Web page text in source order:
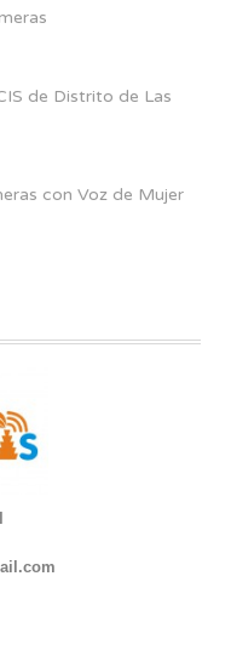
de Distrito de Las
con Voz de Mujer